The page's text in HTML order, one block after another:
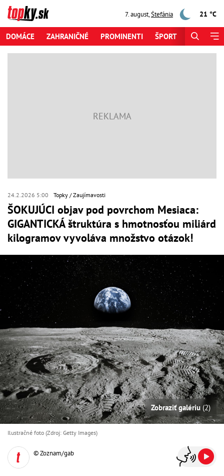
7. august,Štefánia 21 °C
DOMÁCE ZAHRANIČNÉ PROMINENTI ŠPORT
24.2.2026 5:00 Topky Zaujímavosti
ŠOKUJÚCI objav pod povrchom Mesiaca:
GIGANTICKÁ štruktúra s hmotnosťou miliárd
kilogramov vyvoláva množstvo otázok!
Zobraziť galériu (2)
Ilustračné foto (Zdroj: Getty Images)
© Zoznam/gab